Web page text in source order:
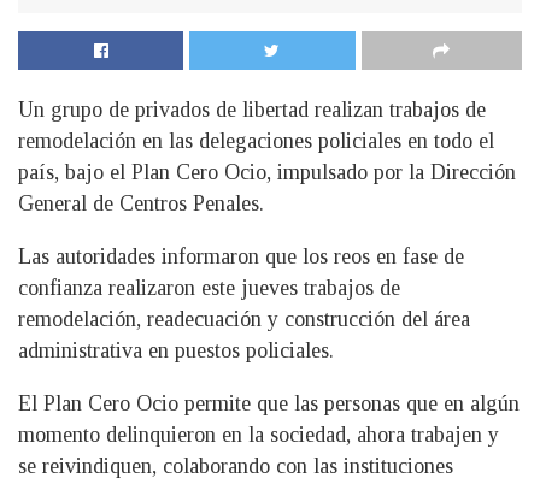
Un grupo de privados de libertad realizan trabajos de
remodelación en las delegaciones policiales en todo el
país, bajo el Plan Cero Ocio, impulsado por la Dirección
General de Centros Penales.
Las autoridades informaron que los reos en fase de
confianza realizaron este jueves trabajos de
remodelación, readecuación y construcción del área
administrativa en puestos policiales.
El Plan Cero Ocio permite que las personas que en algún
momento delinquieron en la sociedad, ahora trabajen y
se reivindiquen, colaborando con las instituciones